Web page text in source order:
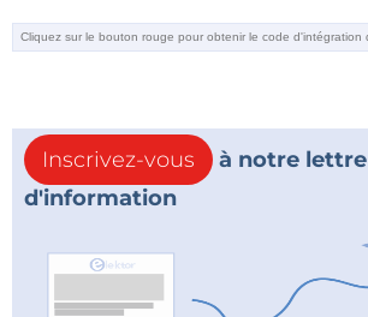
Inscrivez-vous
à notre lettre
d'information